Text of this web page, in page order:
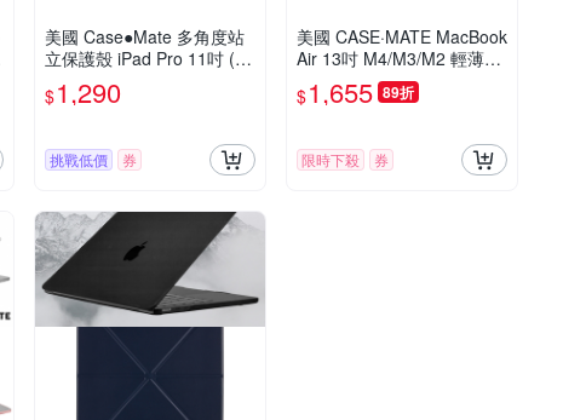
美國 Case●Mate 多角度站
立保護殼 iPad Pro 11吋 (第
二代) - 海軍藍
$1,290
挑戰低價 券
美國 CASE·MATE MacBook
Air 13吋 M4/M3/M2 輕薄殼
- 霧面透黑
$1,655 89折
限時下殺 券